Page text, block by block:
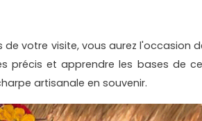
votre visite, vous aurez l'occasion
précis et apprendre les bases de
artisanale en souvenir.